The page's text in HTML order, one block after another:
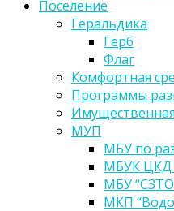
Поселение
Геральдика
Герб
Флаг
Комфортная
Программы
МУП
МБУ по
МБУК ЦКД
МБУ
МКП